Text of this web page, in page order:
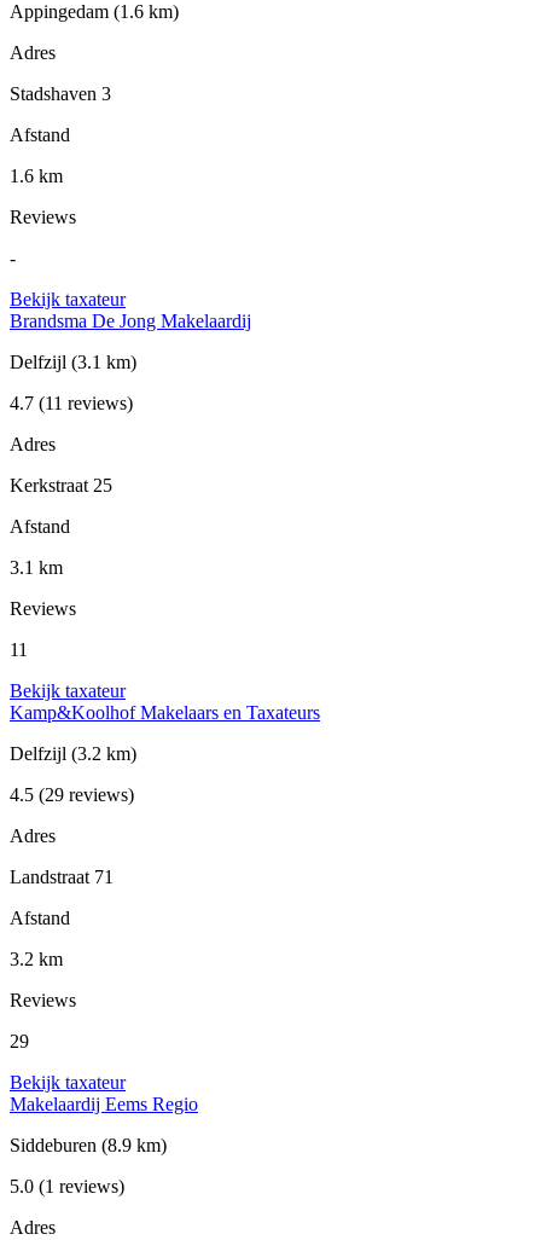
Appingedam (1.6 km)
Adres
Stadshaven 3
Afstand
1.6 km
Reviews
-
Bekijk taxateur
Brandsma De Jong Makelaardij
Delfzijl (3.1 km)
4.7 (11 reviews)
Adres
Kerkstraat 25
Afstand
3.1 km
Reviews
11
Bekijk taxateur
Kamp&Koolhof Makelaars en Taxateurs
Delfzijl (3.2 km)
4.5 (29 reviews)
Adres
Landstraat 71
Afstand
3.2 km
Reviews
29
Bekijk taxateur
Makelaardij Eems Regio
Siddeburen (8.9 km)
5.0 (1 reviews)
Adres